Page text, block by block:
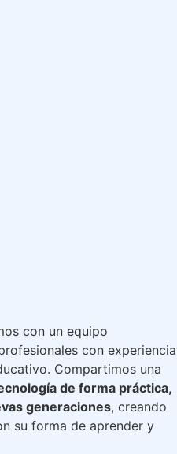
con un equipo
con experiencia
Compartimos una
de forma práctica,
generaciones, creando
su forma de aprender y